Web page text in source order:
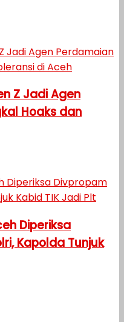
Z Jadi Agen
Hoaks dan
Diperiksa
Kapolda Tunjuk